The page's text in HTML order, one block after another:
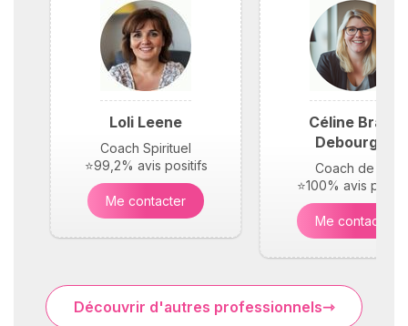
Loli Leene
Coach Spirituel
⭐99,2% avis positifs
Me contacter
Céline Braun
Debourges
Coach de vie
⭐100% avis
Me contacter
Découvrir d'autres professionnels